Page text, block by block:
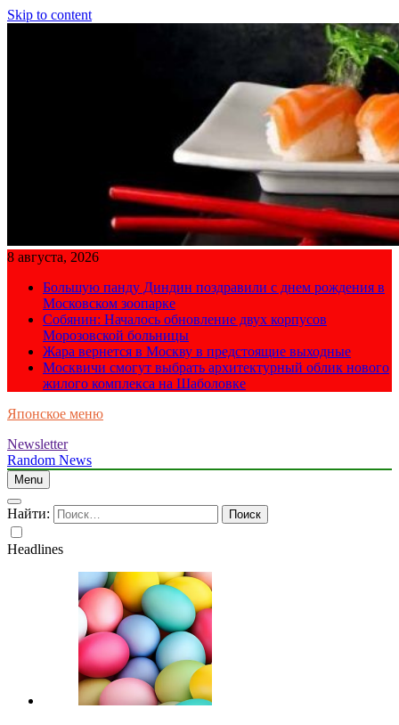
Skip to content
8 августа, 2026
Большую панду Диндин поздравили с днем рождения в
Московском зоопарке
Собянин: Началось обновление двух корпусов
Морозовской больницы
Жара вернется в Москву в предстоящие выходные
Москвичи смогут выбрать архитектурный облик нового
жилого комплекса на Шаболовке
Японское меню
Newsletter
Random News
Menu
Найти:
Headlines